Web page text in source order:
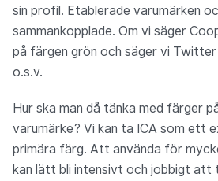
sin profil. Etablerade varumärken
sammankopplade. Om vi säger
på färgen grön och säger vi
o.s.v.
Hur ska man då tänka med färger
varumärke? Vi kan ta ICA som ett
primära färg. Att använda för
kan lätt bli intensivt och jobbigt att